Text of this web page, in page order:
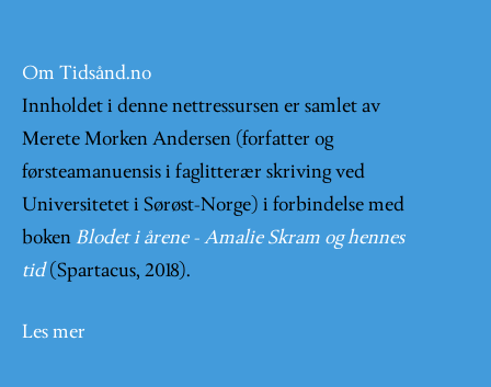
Om Tidsånd.no
Innholdet i denne nettressursen er samlet av
Merete Morken Andersen (forfatter og
førsteamanuensis i faglitterær skriving ved
Universitetet i Sørøst-Norge) i forbindelse med
boken Blodet i årene - Amalie Skram og hennes
tid (Spartacus, 2018).
Les mer